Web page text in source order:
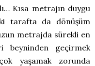
Kısa metrajın duygu
tarafta da dönüşüm
metrajda sürekli en
beyninden geçirmek
yaşamak zorunda